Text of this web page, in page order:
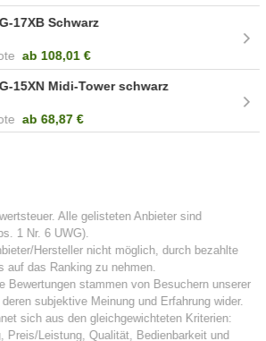
17XB Schwarz
ab 108,01 €
15XN Midi-Tower schwarz
ab 68,87 €